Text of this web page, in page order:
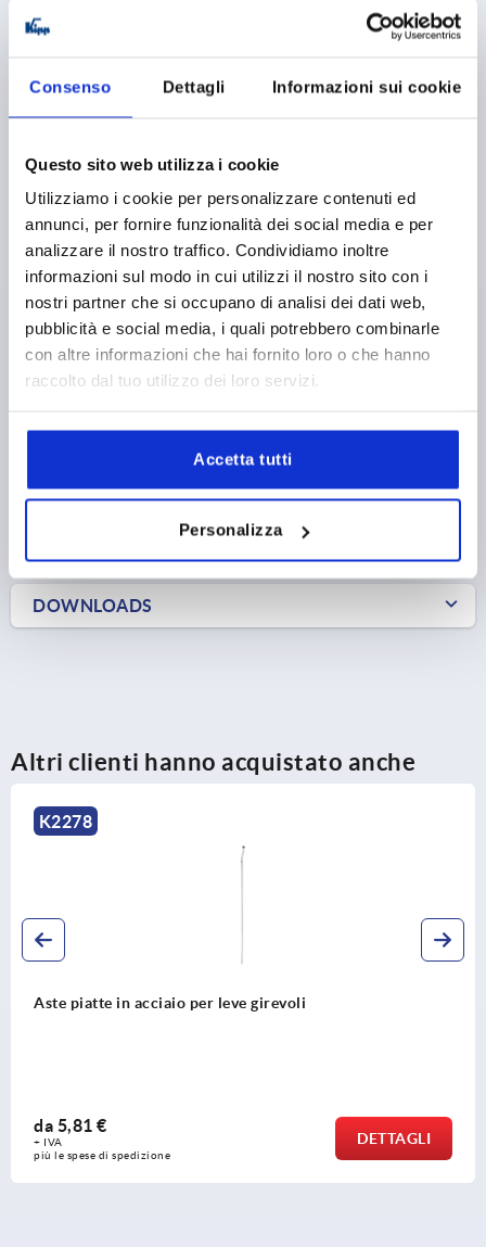
Consenso Dettagli Informazioni sui cookie
Questo sito web utilizza i cookie
Utilizziamo i cookie per personalizzare contenuti ed
annunci, per fornire funzionalità dei social media e per
analizzare il nostro traffico. Condividiamo inoltre
informazioni sul modo in cui utilizzi il nostro sito con i
nostri partner che si occupano di analisi dei dati web,
pubblicità e social media, i quali potrebbero combinarle
con altre informazioni che hai fornito loro o che hanno
raccolto dal tuo utilizzo dei loro servizi.
Accetta tutti
Personalizza
ADATTATORE F.ZUNGEN UND RUNDSTANGEN,
FORMA:B, D=5,5, L=54,5, B=27,5, H=18, POLIAMMIDE
FORMA=B LARGHEZZA=27,5 DIAMETRO=5,5
D1=9
ALTEZZA=18
H1=16 H2=10 LUNGHEZZA=54,5 L1=38
Numero d’ordine: K2272.016
2,92 €
+ IVA
FORME
DOWNLOADS
Altri clienti hanno acquistato anche
K2278
Aste piatte in acciaio per leve girevoli
da 5,81 €
+ IVA
più le spese di spedizione
DETTAGLI